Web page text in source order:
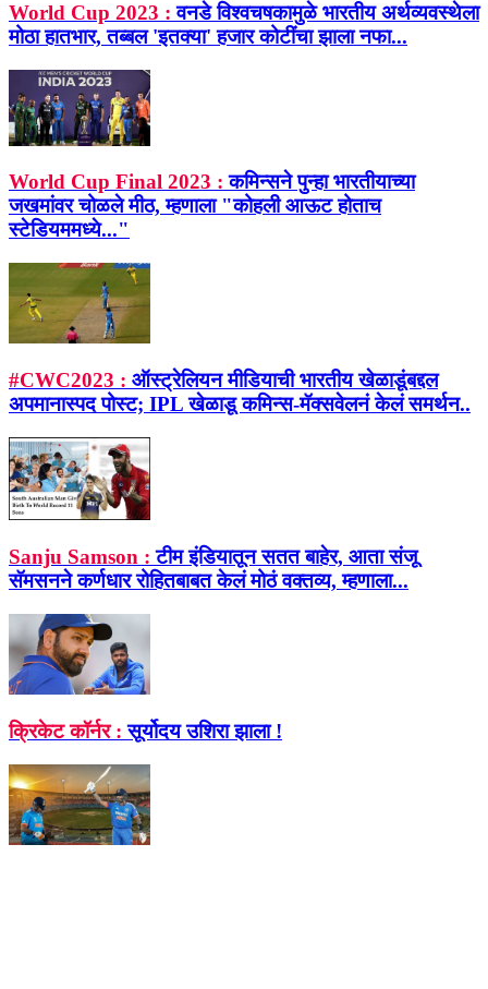
World Cup 2023 : वनडे विश्वचषकामुळे भारतीय अर्थव्यवस्थेला
मोठा हातभार, तब्बल 'इतक्या' हजार कोटींचा झाला नफा...
World Cup Final 2023 : कमिन्सने पुन्हा भारतीयाच्या
जखमांवर चोळले मीठ, म्हणाला "कोहली आऊट होताच
स्टेडियममध्ये..."
#CWC2023 : ऑस्ट्रेलियन मीडियाची भारतीय खेळाडूंबद्दल
अपमानास्पद पोस्ट; IPL खेळाडू कमिन्स-मॅक्सवेलनं केलं समर्थन..
Sanju Samson : टीम इंडियातून सतत बाहेर, आता संजू
सॅमसनने कर्णधार रोहितबाबत केलं मोठं वक्तव्य, म्हणाला...
क्रिकेट कॉर्नर : सूर्योदय उशिरा झाला !